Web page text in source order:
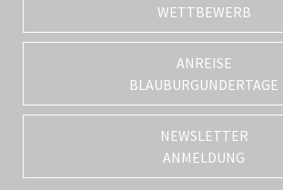
WETTBEWERB
ANREISE
BLAUBURGUNDERTAGE
NEWSLETTER
ANMELDUNG